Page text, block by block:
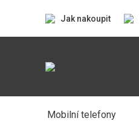
Jak nakoupit
Mobilní telefony